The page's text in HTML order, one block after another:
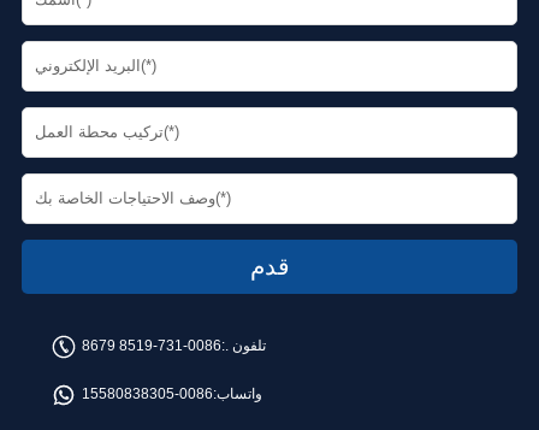
تلفون .:0086-731-8519 8679
واتساب:0086-15580838305